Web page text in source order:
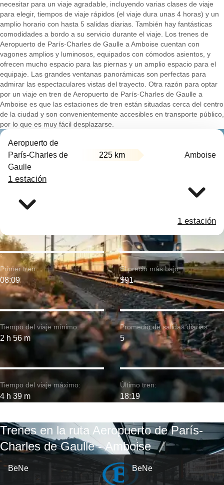
necesitar para un viaje agradable, incluyendo varias clases de viaje
para elegir, tiempos de viaje rápidos (el viaje dura unas 4 horas) y un
amplio horario con hasta 5 salidas diarias. También hay fantásticas
comodidades a bordo a su servicio durante el viaje. Los trenes de
Aeropuerto de París-Charles de Gaulle a Amboise cuentan con
vagones amplios y luminosos, equipados con cómodos asientos, y
ofrecen mucho espacio para las piernas y un amplio espacio para el
equipaje. Las grandes ventanas panorámicas son perfectas para
admirar las espectaculares vistas del trayecto. Otra razón para optar
por un viaje en tren de Aeropuerto de París-Charles de Gaulle a
Amboise es que las estaciones de tren están situadas cerca del centro
de la ciudad y son convenientemente accesibles en transporte público,
por lo que es muy fácil desplazarse.
Aeropuerto de
París-Charles de
Gaulle
225 km Amboise
1 estación
1 estación
Tiempo del viaje mínimo:
2 h 56 m
Primer tren:
08:09
Tiempo del viaje máximo:
4 h 39 m
El precio más bajo:
$91
Promedio de salidas diarias:
5
Último tren:
18:19
Trenes en la ruta Aeropuerto de París-
Charles de Gaulle - Amboise
BeNe BeNe